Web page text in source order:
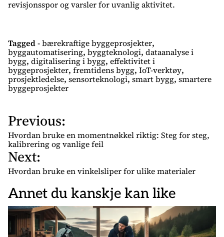
revisjonsspor og varsler for uvanlig aktivitet.
Tagged -bærekraftige byggeprosjekter,
byggautomatisering, byggteknologi, dataanalyse i
bygg, digitalisering i bygg, effektivitet i
byggeprosjekter, fremtidens bygg, IoT-verktøy,
prosjektledelse, sensorteknologi, smart bygg, smartere
byggeprosjekter
I
n
n
l
e
g
g
s
n
Previous:
Hvordan bruke en momentnøkkel riktig: Steg for steg,
kalibrering og vanlige feil
Next:
Hvordan bruke en vinkelsliper for ulike materialer
Annet du kanskje kan like